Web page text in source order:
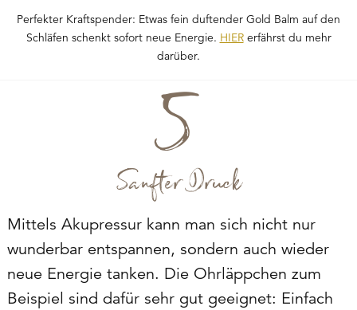
Perfekter Kraftspender: Etwas fein duftender Gold Balm auf den
Schläfen schenkt sofort neue Energie. HIERerfährst du mehr
darüber.
Sanfter Druck
Mittels Akupressur kann man sich nicht nur
wunderbar entspannen, sondern auch wieder
neue Energie tanken. Die Ohrläppchen zum
Beispiel sind dafür sehr gut geeignet: Einfach